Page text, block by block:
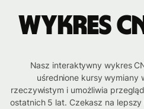
Wykres
Nasz interaktywny wykres
uśrednione kursy wymiany
rzeczywistym i umożliwia
ostatnich 5 lat. Czekasz na